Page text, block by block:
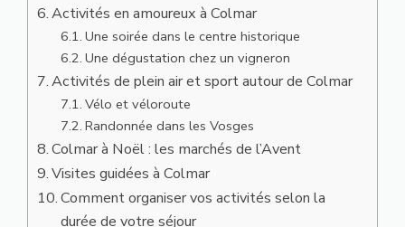
Activités en amoureux à Colmar
Une soirée dans le centre historique
Une dégustation chez un vigneron
Activités de plein air et sport autour de Colmar
Vélo et véloroute
Randonnée dans les Vosges
Colmar à Noël : les marchés de l’Avent
Visites guidées à Colmar
Comment organiser vos activités selon la
durée de votre séjour